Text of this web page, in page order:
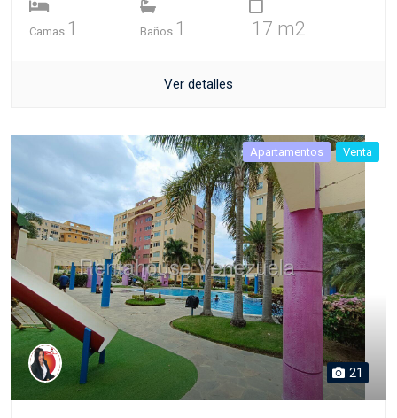
Camas 1 Baños 1 17 m2
Ver detalles
Apartamentos Venta
21